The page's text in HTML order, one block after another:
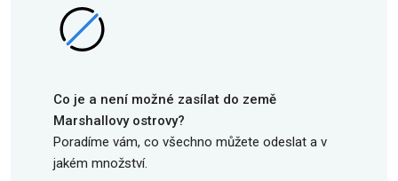
Co je a není možné zasílat do země
Marshallovy ostrovy?
Poradíme vám, co všechno můžete odeslat a v
jakém množství.